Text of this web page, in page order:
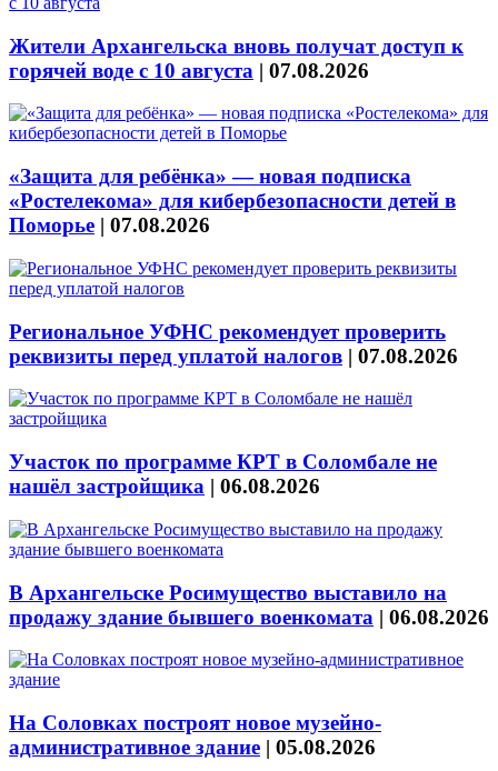
Жители Архангельска вновь получат доступ к
горячей воде с 10 августа | 07.08.2026
«Защита для ребёнка» — новая подписка
«Ростелекома» для кибербезопасности детей в
Поморье | 07.08.2026
Региональное УФНС рекомендует проверить
реквизиты перед уплатой налогов | 07.08.2026
Участок по программе КРТ в Соломбале не
нашёл застройщика | 06.08.2026
В Архангельске Росимущество выставило на
продажу здание бывшего военкомата | 06.08.2026
На Соловках построят новое музейно-
административное здание | 05.08.2026